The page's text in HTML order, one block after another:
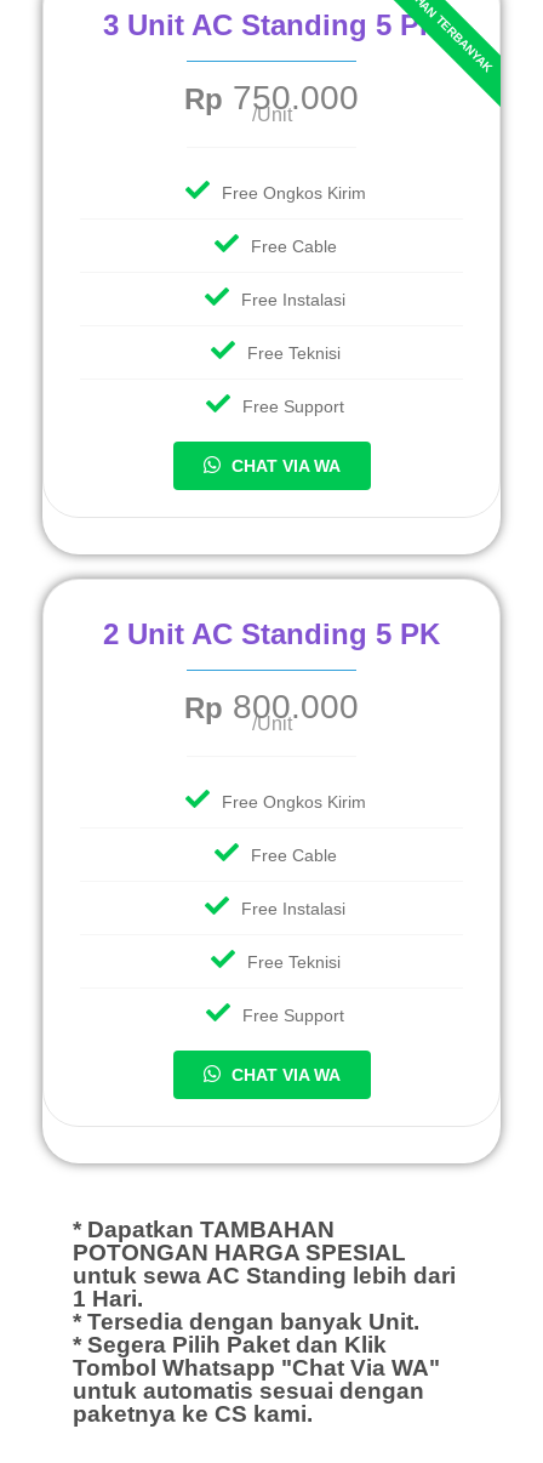
3 Unit AC Standing 5 PK
Rp 750.000
/Unit
Free Ongkos Kirim
Free Cable
Free Instalasi
Free Teknisi
Free Support
CHAT VIA WA
2 Unit AC Standing 5 PK
Rp 800.000
/Unit
Free Ongkos Kirim
Free Cable
Free Instalasi
Free Teknisi
Free Support
CHAT VIA WA
* Dapatkan TAMBAHAN
POTONGAN HARGA SPESIAL
untuk sewa AC Standing lebih dari
1 Hari.
* Tersedia dengan banyak Unit.
* Segera Pilih Paket dan Klik
Tombol Whatsapp "Chat Via WA"
untuk automatis sesuai dengan
paketnya ke CS kami.